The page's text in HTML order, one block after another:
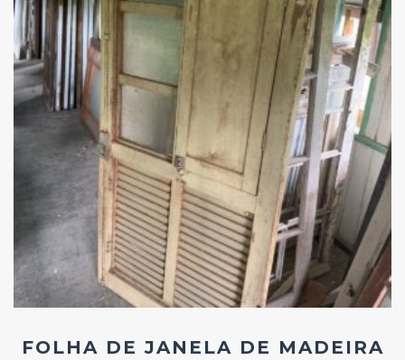
Add
Favoritos
FOLHA DE JANELA DE MADEIRA